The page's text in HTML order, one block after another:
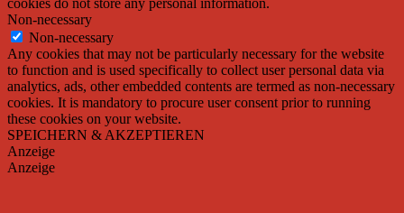
cookies do not store any personal information.
Non-necessary
Non-necessary
Any cookies that may not be particularly necessary for the website
to function and is used specifically to collect user personal data via
analytics, ads, other embedded contents are termed as non-necessary
cookies. It is mandatory to procure user consent prior to running
these cookies on your website.
SPEICHERN & AKZEPTIEREN
Anzeige
Anzeige